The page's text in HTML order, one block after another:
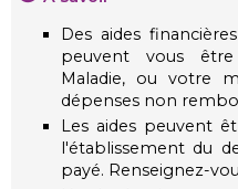
Des aides
peuvent vous être
Maladie, ou votre
dépenses non
Les aides peuvent
l'établissement du
payé. Renseignez-